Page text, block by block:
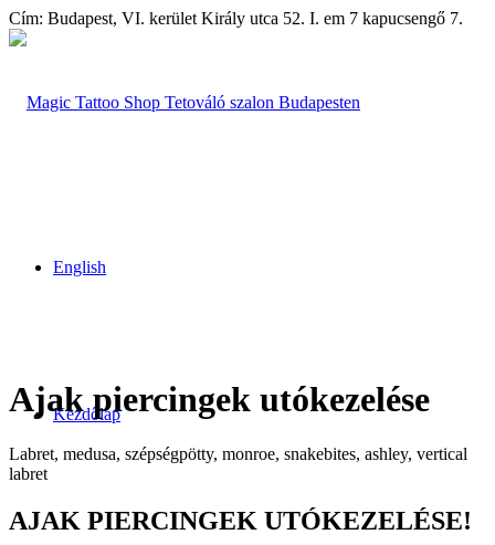
Cím: Budapest, VI. kerület Király utca 52. I. em 7 kapucsengő 7.
English
Kezdőlap
Ajak piercingek utókezelése
Labret, medusa, szépségpötty, monroe, snakebites, ashley, vertical
labret
AJAK PIERCINGEK UTÓKEZELÉSE!